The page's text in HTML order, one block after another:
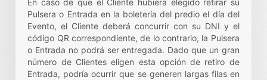
En caso de que el Cliente hubiera elegido retirar su
Pulsera o Entrada en la boletería del predio el día del
Evento, el Cliente deberá concurrir con su DNI y el
código QR correspondiente, de lo contrario, la Pulsera
o Entrada no podrá ser entregada. Dado que un gran
número de Clientes eligen esta opción de retiro de
Entrada, podría ocurrir que se generen largas filas en